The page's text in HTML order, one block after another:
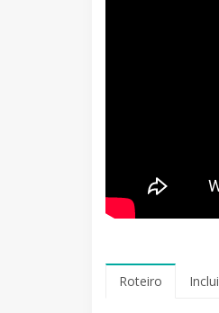
Roteiro Inclui